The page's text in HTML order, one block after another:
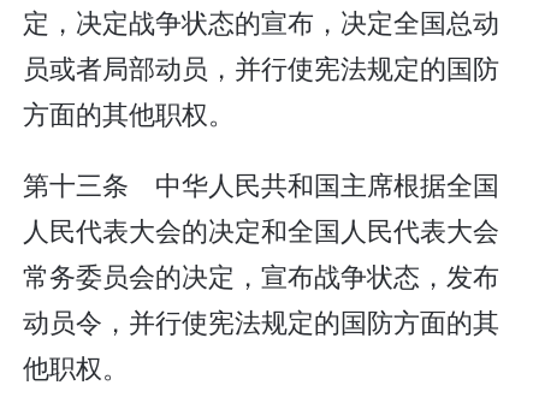
定，决定战争状态的宣布，决定全国总动
员或者局部动员，并行使宪法规定的国防
方面的其他职权。
第十三条 中华人民共和国主席根据全国
人民代表大会的决定和全国人民代表大会
常务委员会的决定，宣布战争状态，发布
动员令，并行使宪法规定的国防方面的其
他职权。